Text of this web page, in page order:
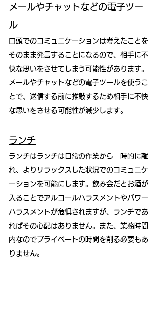
メールやチャットなどの電子ツー
ル
口頭でのコミュニケーションは考えたことを
そのまま発言することになるので、相手に不
快な思いをさせてしまう可能性があります。
メールやチャットなどの電子ツールを使うこ
とで、送信する前に推敲するため相手に不快
な思いをさせる可能性が減少します。
ランチ
ランチはランチは日常の作業から一時的に離
れ、よりリラックスした状況でのコミュニケ
ーションを可能にします。飲み会だとお酒が
入ることでアルコールハラスメントやパワー
ハラスメントが危惧されますが、ランチであ
ればその心配はありません。また、業務時間
内なのでプライベートの時間を削る必要もあ
りません。